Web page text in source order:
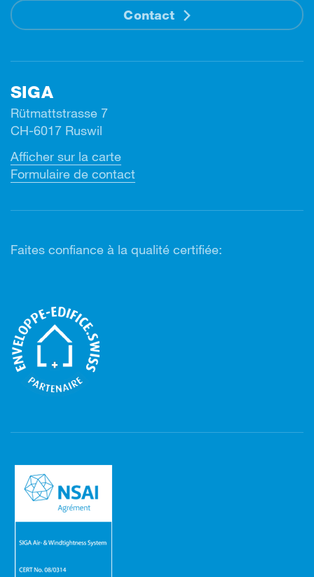
Contact
SIGA
Rütmattstrasse 7
CH-6017 Ruswil
Afficher sur la carte
Formulaire de contact
Faites confiance à la qualité certifiée: